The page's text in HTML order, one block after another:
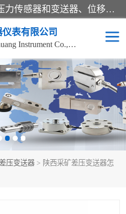
是集开发、生产和经营压力传感器和变送器、位移传感器和变送器、流量传感器和变送器、称重传感器和变送器、测力传感器和变送器、温湿度传感器和变送器、扭矩传感器、智能数显控制仪表等产品的化高新技术企业。
表有限公司
Xi'an shenghongchuang Instrument Co., Ltd
差压变送器 > 陕西采矿差压变送器怎
超声波流量计
通用型压力变送器
流量计
差压变送器